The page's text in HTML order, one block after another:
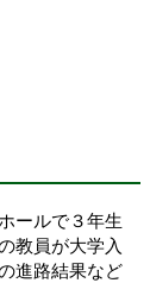
ールで３年生
教員が大学入
進路結果など